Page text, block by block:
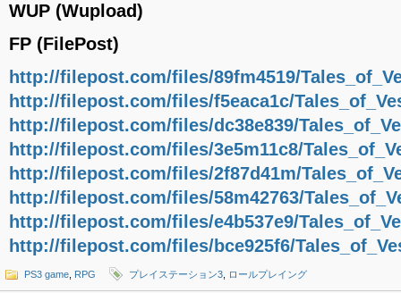
WUP (Wupload)
FP (FilePost)
http://filepost.com/files/89fm4519/
http://filepost.com/files/f5eaca1c/
http://filepost.com/files/dc38e839/
http://filepost.com/files/3e5m11c8/
http://filepost.com/files/2f87d41m/
http://filepost.com/files/58m42763/
http://filepost.com/files/e4b537e9/
http://filepost.com/files/bce925f6/
PS3 game RPG プレイステーション3 ロールプレイング